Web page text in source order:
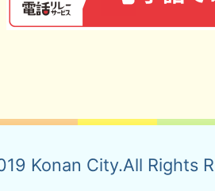
Konan City.All Rights